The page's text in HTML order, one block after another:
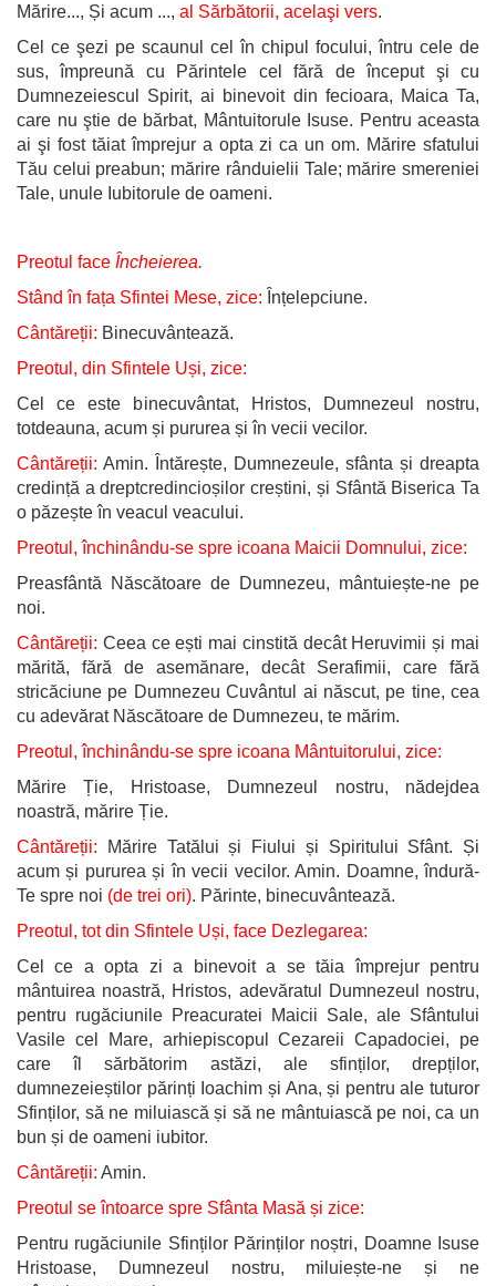
Mărire..., Și acum ..., al Sărbătorii, acelaşi vers.
Cel ce şezi pe scaunul cel în chipul focului, întru cele de
sus, împreună cu Părintele cel fără de început şi cu
Dumnezeiescul Spirit, ai binevoit din fecioara, Maica Ta,
care nu ştie de bărbat, Mântuitorule Isuse. Pentru aceasta
ai şi fost tăiat împrejur a opta zi ca un om. Mărire sfatului
Tău celui preabun; mărire rânduielii Tale; mărire smereniei
Tale, unule Iubitorule de oameni.
Preotul face Încheierea.
Stând în fața Sfintei Mese, zice: Înțelepciune.
Cântăreții: Binecuvântează.
Preotul, din Sfintele Uși, zice:
Cel ce este binecuvântat, Hristos, Dumnezeul nostru,
totdeauna, acum și pururea și în vecii vecilor.
Cântăreții: Amin. Întărește, Dumnezeule, sfânta și dreapta
credință a dreptcredincioșilor creștini, și Sfântă Biserica Ta
o păzește în veacul veacului.
Preotul, închinându-se spre icoana Maicii Domnului, zice:
Preasfântă Născătoare de Dumnezeu, mântuiește-ne pe
noi.
Cântăreții: Ceea ce ești mai cinstită decât Heruvimii și mai
mărită, fără de asemănare, decât Serafimii, care fără
stricăciune pe Dumnezeu Cuvântul ai născut, pe tine, cea
cu adevărat Născătoare de Dumnezeu, te mărim.
Preotul, închinându-se spre icoana Mântuitorului, zice:
Mărire Ție, Hristoase, Dumnezeul nostru, nădejdea
noastră, mărire Ție.
Cântăreții: Mărire Tatălui și Fiului și Spiritului Sfânt. Și
acum și pururea și în vecii vecilor. Amin. Doamne, îndură-
Te spre noi (de trei ori). Părinte, binecuvântează.
Preotul, tot din Sfintele Uși, face Dezlegarea:
Cel ce a opta zi a binevoit a se tăia împrejur pentru
mântuirea noastră, Hristos, adevăratul Dumnezeul nostru,
pentru rugăciunile Preacuratei Maicii Sale, ale Sfântului
Vasile cel Mare, arhiepiscopul Cezareii Capadociei, pe
care îl sărbătorim astăzi, ale sfinților, drepților,
dumnezeieștilor părinți Ioachim și Ana, și pentru ale tuturor
Sfinților, să ne miluiască și să ne mântuiască pe noi, ca un
bun și de oameni iubitor.
Cântăreții: Amin.
Preotul se întoarce spre Sfânta Masă și zice:
Pentru rugăciunile Sfinților Părinților noștri, Doamne Isuse
Hristoase, Dumnezeul nostru, miluiește-ne și ne